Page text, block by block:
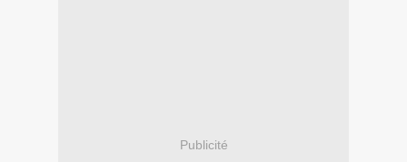
Publicité